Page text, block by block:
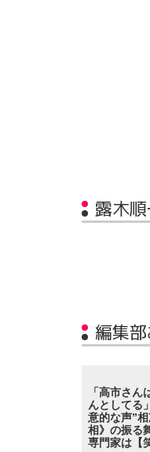
露木
編集
「高市さん
んとして
意的な声”
相》の振る
専門家は【